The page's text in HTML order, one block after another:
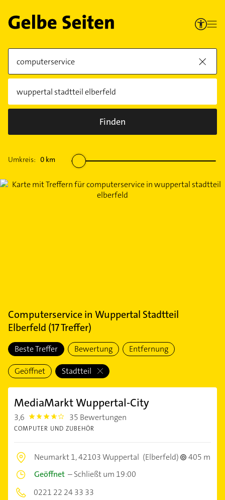
Finden
Umkreis: 0 km
Computerservicein Wuppertal Stadtteil
Elberfeld (17Treffer)
Beste Treffer Bewertung Entfernung
Geöffnet Stadtteil
MediaMarkt Wuppertal-City
3,6 3.6000001 35 Bewertungen
COMPUTER UND ZUBEHÖR
Neumarkt 1,42103 Wuppertal (Elberfeld)
405 m
Geöffnet –Schließt um 19:00
0221 22 24 33 33